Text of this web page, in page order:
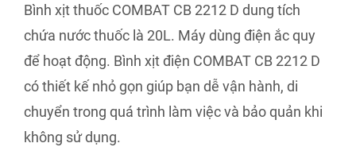
Bình xịt thuốc COMBAT CB 2212 D dung tích
chứa nước thuốc là 20L. Máy dùng điện ắc quy
để hoạt động. Bình xịt điện COMBAT CB 2212 D
có thiết kế nhỏ gọn giúp bạn dễ vận hành, di
chuyển trong quá trình làm việc và bảo quản khi
không sử dụng.